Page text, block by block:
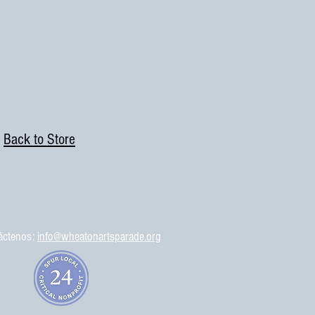
Back to Store
info@wheatonartsparade.org